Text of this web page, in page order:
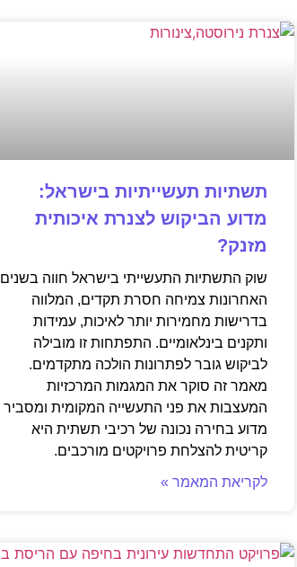
תשתיות תעשייתיות בישראל:
מדוע הביקוש לצנרת איכותית
מזנק?
שוק התשתיות התעשייתי בישראל חווה בשנים
האחרונות צמיחה חסרת תקדים, המלווה
בדרישות מחמירות יותר לאיכות, עמידות
ותקנים בינלאומיים. התפתחות זו מובילה
לביקוש גובר לפתרונות הולכה מתקדמים.
מאמר זה סוקר את המגמות המרכזיות
המעצבות את פני התעשייה המקומית ומסביר
מדוע בחירה נכונה של רכיבי תשתית היא
קריטית להצלחת פרויקטים מורכבים.
לקריאת המאמר »